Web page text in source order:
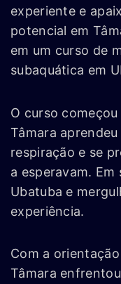
experiente e
potencial em
em um curso de
subaquática em
O curso
Tâmara
respiração e se
a esperavam. Em
Ubatuba e
experiência.
Com a
Tâmara